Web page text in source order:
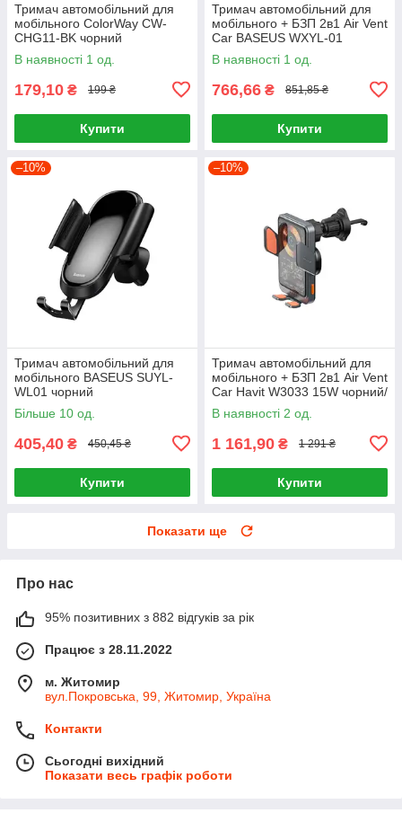
Тримач автомобільний для
мобільного ColorWay CW-
CHG11-BK чорний
В наявності 1 од.
179,10 ₴ 199 ₴
Купити
Тримач автомобільний для
мобільного + БЗП 2в1 Air Vent
Car BASEUS WXYL-01
чорний
В наявності 1 од.
766,66 ₴ 851,85 ₴
Купити
–10%
Тримач автомобільний для
мобільного BASEUS SUYL-
WL01 чорний
Більше 10 од.
405,40 ₴ 450,45 ₴
Купити
–10%
Тримач автомобільний для
мобільного + БЗП 2в1 Air Vent
Car Havit W3033 15W чорний/
срібний
В наявності 2 од.
1 161,90 ₴ 1 291 ₴
Купити
Показати ще
Про нас
95% позитивних з 882 відгуків за рік
Працює з 28.11.2022
м. Житомир
вул.Покровська, 99, Житомир, Україна
Контакти
Сьогодні вихідний
Показати весь графік роботи